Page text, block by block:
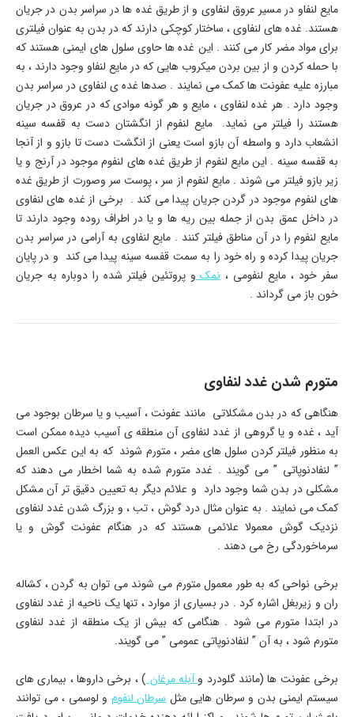
مایع لنفاو در مسیر عروق لنفاوی و از طریق غده ها در سراسر بدن در جریان
هستند. غده های لنفاوی ، ساختار کوچکی دارند که در بدن به عنوان فیلتری
برای مواد مضر کار می کنند . این غده ها حاوی سلول های ایمنی هستند که
با حمله کردن و از بین بردن میکروب هایی که در مایع لنفاو وجود دارند ، به
مبارزه علیه عفونت ها کمک می نمایند . صدها غده ی لنفاوی در سراسر بدن
وجود دارد . هر غده لنفاوی ، مایع و هر گونه موادی که در عروق در جریان
هستند را فیلتر می نماید. مایع لنفوم از انگشتان دست به قفسه سینه
انشعاب دارد و واسطه آن بازو است یعنی از انگشت دست تا بازو و از آنجا
به قفسه سینه . این مایع لنفوم از طریق غده های لنفوم موجود در آرنج و یا
زیر بازو فیلتر می شوند . مایع لنفوم از سر ، پوست سر وصورت از طریق غده
های لنفوم موجود در گردن جریان پیدا می کند . برخی از غده های لنفاوی
در داخل عمق بدن از جمله بین ریه ها و یا در اطراف روده وجود دارند تا
مایع لنفوم را در آن مناطق فیلتر کنند . مایع لنفاوی به آرامی در سراسر بدن
جریان پیدا کرده و راه خود را به سمت قفسه سینه پیدا می کند و در پایان
سفر خود ، مایع لنفومی ،نمکو پروتئین فیلتر شده را دوباره به جریان
خون باز می گرداند .
متورم شدن غدد لنفاوی
هنگاهی که در بدن مشکلاتی مانند عفونت ، آسیب و یا سرطان بوجود می
آید ، غده و یا گروهی از غدد لنفاوی آن منطقه ی آسیب دیده ممکن است
به منظور فیلتر کردن سلول های مضر ، متورم شوند که به این عکس العمل
” لنفادنوپاتی ” می گویند . غدد متورم شده به شما اخطار می دهند که
مشکلی در بدن شما وجود دارد و علائم دیگر به تعیین دقیق تر آن مشکل
کمک می نمایند . به عنوان مثال درد گوش ، تب ، و بزرگ شدن غدد لنفاوی
نزدیک گوش معمولا علائمی هستند که در هنگام عفونت گوش و یا
سرماخوردگی رخ می دهند .
برخی نواحی که به طور معمول متورم می شوند می توان به گردن ، کشاله
ران و زیربغل اشاره کرد . در بسیاری از موارد ، تنها یک ناحیه از غدد لنفاوی
در ابتدا متورم می شود . هنگامی که بیش از یک منطقه از غدد لنفاوی
متورم شود ، به آن ” لنفادنوپاتی عمومی ” می گویند.
برخی عفونت ها (مانند گلودرد وآبله مرغان) ، برخی داروها ، بیماری های
سیستم ایمنی بدن و سرطان هایی مثلسرطان لنفوم و لوسمی ، می توانند